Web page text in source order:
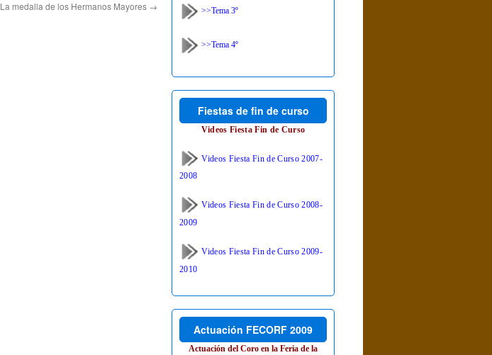
La medalla de los Hermanos Mayores → >>Tema 3º
>>Tema 4º
Fiestas de fin de curso
Videos Fiesta Fin de Curso
Videos Fiesta Fin de Curso 2007-
2008
Videos Fiesta Fin de Curso 2008-
2009
Videos Fiesta Fin de Curso 2009-
2010
Actuación FECORF 2009
Actuación del Coro en la Feria de la